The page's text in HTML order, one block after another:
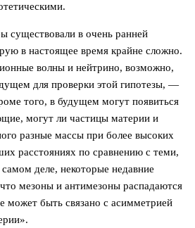
существовали в очень ранней
в настоящее время крайне сложно.
волны и нейтрино, возможно,
для проверки этой гипотезы, —
того, в будущем могут появиться
могут ли частицы материи и
разные массы при более высоких
расстояниях по сравнению с теми,
деле, некоторые недавние
мезоны и антимезоны распадаются
может быть связано с асимметрией